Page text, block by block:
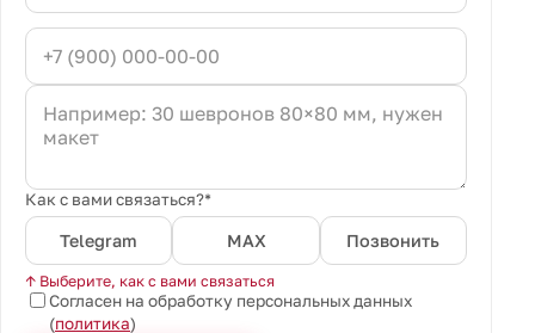
Как с вами связаться?*
Telegram MAX Позвонить
↑ Выберите, как с вами связаться
Согласен на обработку персональных данных
(политика)